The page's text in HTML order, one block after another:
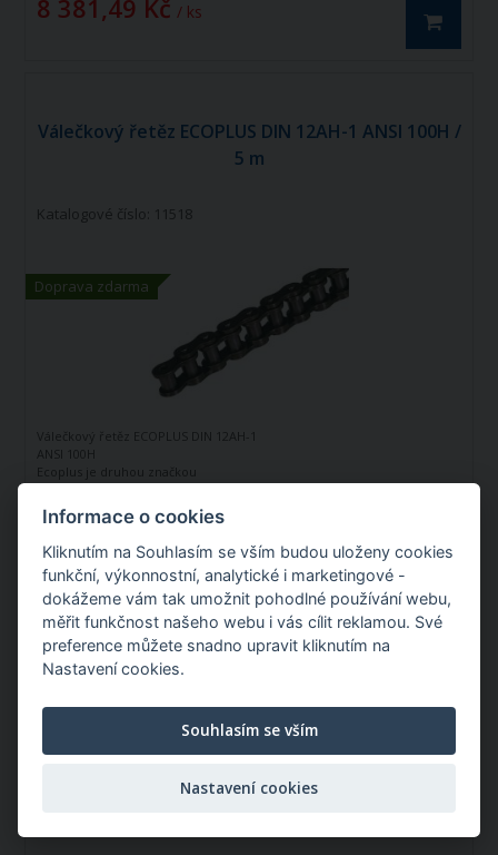
8 381,49 Kč / ks
Válečkový řetěz ECOPLUS DIN 12AH-1 ANSI 100H /
5 m
Doprava zdarma
Katalogové číslo: 11518
Skladem v Itálii
Můžete mít:Pondělí 07.09.2026
9 523,41 Kč / ks
Válečkový řetěz ECOPLUS DIN 12AH-1
ANSI 100H
Ecoplus je druhou značkou
řetězů - firmy Iwis Antriebssysteme.
Tato značka vznikla jako ekonomická
řada k doplnění standardní řady tohoto
výrobce. Jedná se o kvalitní řetězy
vyráběné dle norem ANSI B 29.1
Válečkový řetěz ECOPLUS DIN 12AH-1
ANSI 100H je jednořadý hnací řetěz.
Profil:12AH-1 ANSI 100H
B :19,05 mm
Válečkový řetěz ECOPLUS 24B-1 ISO606 / 5 m
Informace o cookies
Kliknutím na Souhlasím se vším budou uloženy cookies
funkční, výkonnostní, analytické i marketingové -
dokážeme vám tak umožnit pohodlné používání webu,
měřit funkčnost našeho webu i vás cílit reklamou. Své
preference můžete snadno upravit kliknutím na
Nastavení cookies.
Souhlasím se vším
Nastavení cookies